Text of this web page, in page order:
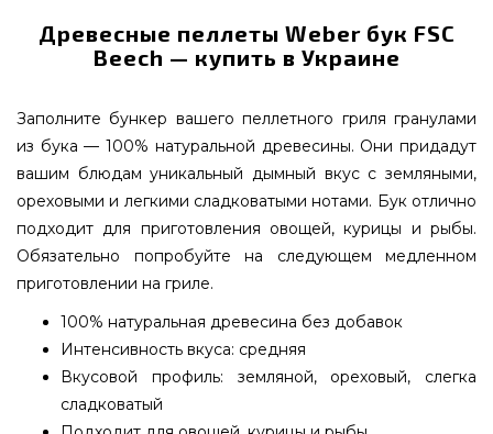
Древесные пеллеты Weber бук FSC
Beech — купить в Украине
Заполните бункер вашего пеллетного гриля гранулами
из бука — 100% натуральной древесины. Они придадут
вашим блюдам уникальный дымный вкус с земляными,
ореховыми и легкими сладковатыми нотами. Бук отлично
подходит для приготовления овощей, курицы и рыбы.
Обязательно попробуйте на следующем медленном
приготовлении на гриле.
100% натуральная древесина без добавок
Интенсивность вкуса: средняя
Вкусовой профиль: земляной, ореховый, слегка
сладковатый